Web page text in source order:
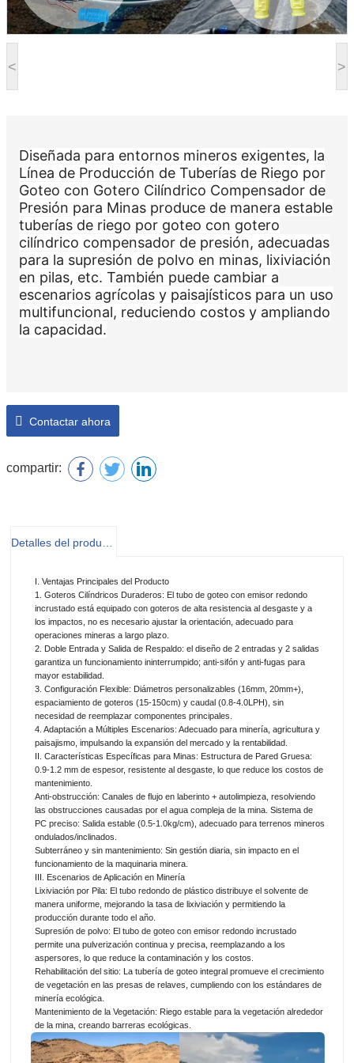
< >
Diseñada para entornos mineros exigentes, la
Línea de Producción de Tuberías de Riego por
Goteo con Gotero Cilíndrico Compensador de
Presión para Minas produce de manera estable
tuberías de riego por goteo con gotero
cilíndrico compensador de presión, adecuadas
para la supresión de polvo en minas, lixiviación
en pilas, etc. También puede cambiar a
escenarios agrícolas y paisajísticos para un uso
multifuncional, reduciendo costos y ampliando
la capacidad.
Contactar ahora
compartir:
I. Ventajas Principales del Producto
1. Goteros Cilíndricos Duraderos: El tubo de goteo con emisor redondo
incrustado está equipado con goteros de alta resistencia al desgaste y a
los impactos, no es necesario ajustar la orientación, adecuado para
operaciones mineras a largo plazo.
2. Doble Entrada y Salida de Respaldo: el diseño de 2 entradas y 2 salidas
garantiza un funcionamiento ininterrumpido; anti-sifón y anti-fugas para
mayor estabilidad.
3. Configuración Flexible: Diámetros personalizables (16mm, 20mm+),
espaciamiento de goteros (15-150cm) y caudal (0.8-4.0LPH), sin
necesidad de reemplazar componentes principales.
4. Adaptación a Múltiples Escenarios: Adecuado para minería, agricultura y
paisajismo, impulsando la expansión del mercado y la rentabilidad.
II. Características Específicas para Minas: Estructura de Pared Gruesa:
0.9-1.2 mm de espesor, resistente al desgaste, lo que reduce los costos de
mantenimiento.
Anti-obstrucción: Canales de flujo en laberinto + autolimpieza, resolviendo
las obstrucciones causadas por el agua compleja de la mina. Sistema de
PC preciso: Salida estable (0.5-1.0kg/cm), adecuado para terrenos mineros
ondulados/inclinados.
Subterráneo y sin mantenimiento: Sin gestión diaria, sin impacto en el
funcionamiento de la maquinaria minera.
III. Escenarios de Aplicación en Minería
Lixiviación por Pila: El tubo redondo de plástico distribuye el solvente de
manera uniforme, mejorando la tasa de lixiviación y permitiendo la
producción durante todo el año.
Supresión de polvo: El tubo de goteo con emisor redondo incrustado
permite una pulverización continua y precisa, reemplazando a los
aspersores, lo que reduce la contaminación y los costos.
Rehabilitación del sitio: La tubería de goteo integral promueve el crecimiento
de vegetación en las presas de relaves, cumpliendo con los estándares de
minería ecológica.
Mantenimiento de la Vegetación: Riego estable para la vegetación alrededor
de la mina, creando barreras ecológicas.